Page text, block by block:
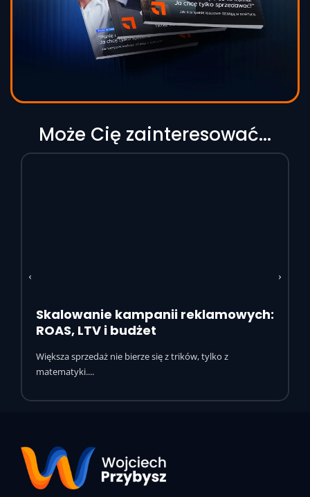
Może Cię zainteresować...
Skalowanie kampanii reklamowych:
ROAS, LTV i budżet
Większa sprzedaż nie bierze się z trików, tylko z
matematyki....